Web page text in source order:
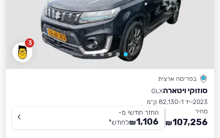
3
בפריסה ארצית
סוזוקי ויטארהGLX
2023 יד 1
82,130 ק״מ
מחיר
107,256
₪
החזר חודשי מ-
1,106
₪לחודש*